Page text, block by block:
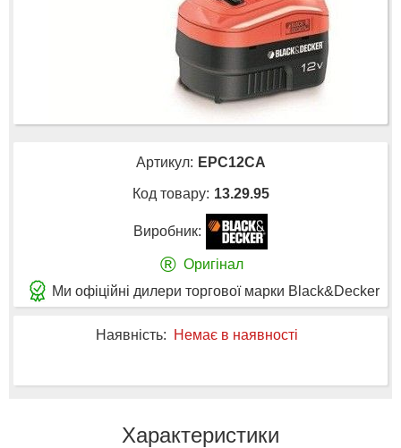
Артикул: EPC12CA
Код товару: 13.29.95
Виробник:
® Оригінал
Ми офіційні дилери торгової марки Black&Decker
Наявність: Немає в наявності
Характеристики